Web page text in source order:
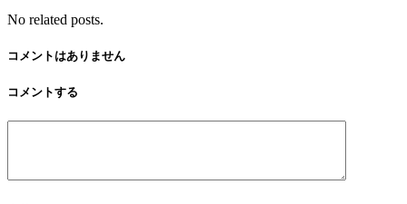
No related posts.
コメントはありません
コメントする